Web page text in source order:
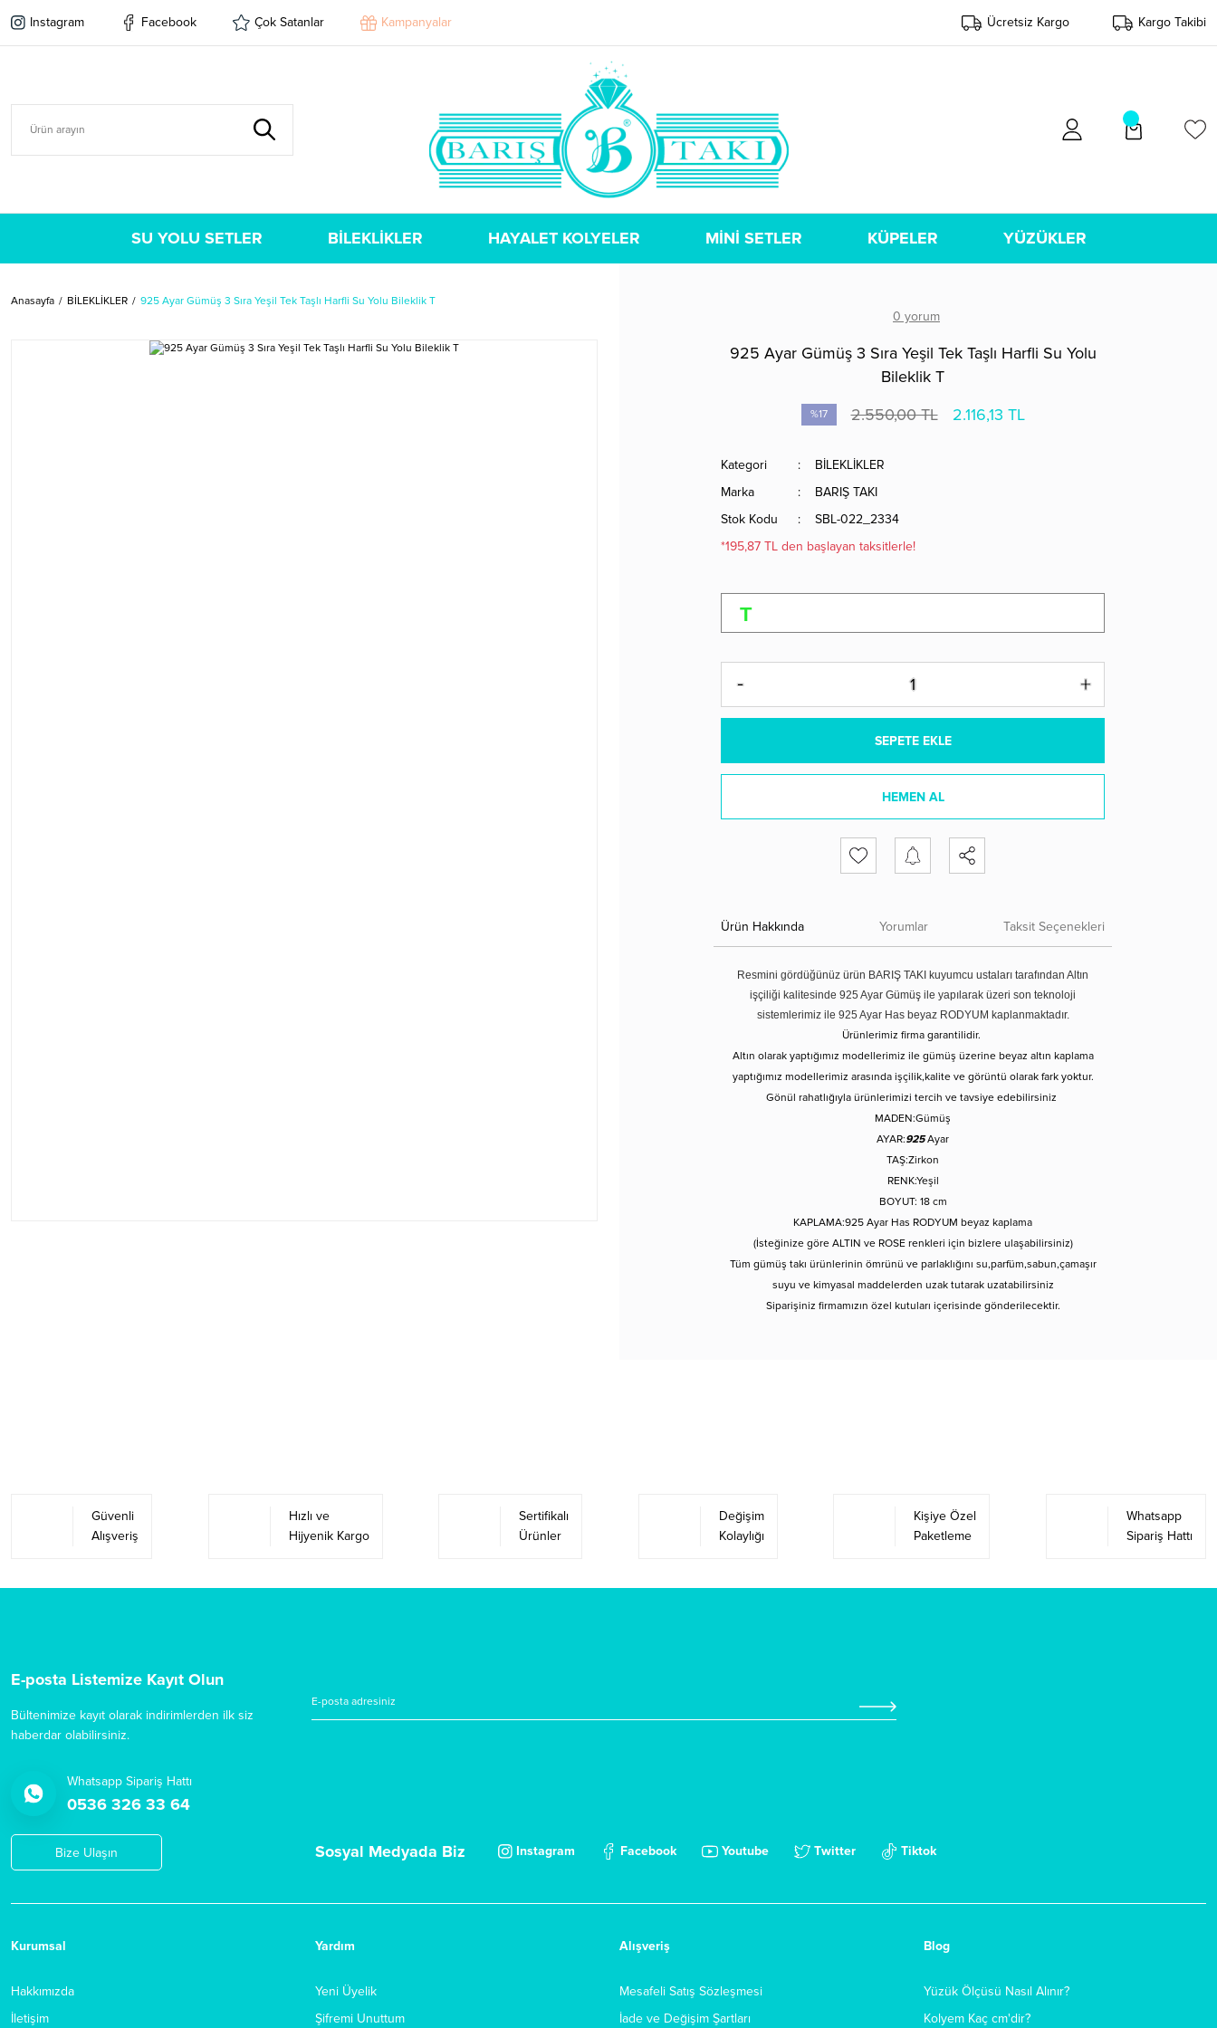
Instagram Facebook Çok Satanlar Kampanyalar Ücretsiz Kargo Kargo Takibi
SU YOLU SETLER BİLEKLİKLER HAYALET KOLYELER MİNİ SETLER KÜPELER YÜZÜKLER
Anasayfa BİLEKLİKLER 925 Ayar Gümüş 3 Sıra Yeşil Tek Taşlı Harfli Su Yolu Bileklik T
0 yorum
925 Ayar Gümüş 3 Sıra Yeşil Tek Taşlı Harfli Su Yolu
Bileklik T
%17 2.550,00 TL 2.116,13 TL
Kategori
BİLEKLİKLER
Marka
BARIŞ TAKI
Stok Kodu
SBL-022_2334
*195,87 TL den başlayan taksitlerle!
SEPETE EKLE
HEMEN AL
Ürün Hakkında Yorumlar Taksit Seçenekleri
Resmini gördüğünüz ürün BARIŞ TAKI kuyumcu ustaları tarafından Altın
işçiliği kalitesinde 925 Ayar Gümüş ile yapılarak üzeri son teknoloji
sistemlerimiz ile 925 Ayar Has beyaz RODYUM kaplanmaktadır.
Ürünlerimiz firma garantilidir.
Altın olarak yaptığımız modellerimiz ile gümüş üzerine beyaz altın kaplama
yaptığımız modellerimiz arasında işçilik,kalite ve görüntü olarak fark yoktur.
Gönül rahatlığıyla ürünlerimizi tercih ve tavsiye edebilirsiniz
MADEN:Gümüş
AYAR:925Ayar
TAŞ:Zirkon
RENK:Yeşil
BOYUT: 18 cm
KAPLAMA:925 Ayar Has RODYUM beyaz kaplama
(İsteğinize göre ALTIN ve ROSE renkleri için bizlere ulaşabilirsiniz)
Tüm gümüş takı ürünlerinin ömrünü ve parlaklığını su,parfüm,sabun,çamaşır
suyu ve kimyasal maddelerden uzak tutarak uzatabilirsiniz
Siparişiniz firmamızın özel kutuları içerisinde gönderilecektir.
Güvenli
Alışveriş
Hızlı ve
Hijyenik Kargo
Sertifikalı
Ürünler
Değişim
Kolaylığı
Kişiye Özel
Paketleme
Whatsapp
Sipariş Hattı
E-posta Listemize Kayıt Olun
Bültenimize kayıt olarak indirimlerden ilk siz
haberdar olabilirsiniz.
Whatsapp Sipariş Hattı
0536 326 33 64
Bize Ulaşın Sosyal Medyada Biz Instagram Facebook Youtube Twitter Tiktok
Kurumsal
Hakkımızda
İletişim
Yardım
Yeni Üyelik
Şifremi Unuttum
Alışveriş
Mesafeli Satış Sözleşmesi
İade ve Değişim Şartları
Blog
Yüzük Ölçüsü Nasıl Alınır?
Kolyem Kaç cm'dir?